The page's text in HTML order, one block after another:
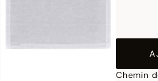
Chemin